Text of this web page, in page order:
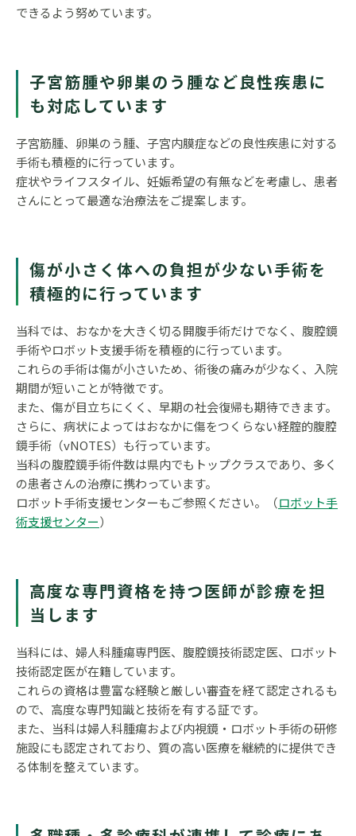
できるよう努めています。
子宮筋腫や卵巣のう腫など良性疾患に
も対応しています
子宮筋腫、卵巣のう腫、子宮内膜症などの良性疾患に対する
手術も積極的に行っています。
症状やライフスタイル、妊娠希望の有無などを考慮し、患者
さんにとって最適な治療法をご提案します。
傷が小さく体への負担が少ない手術を
積極的に行っています
当科では、おなかを大きく切る開腹手術だけでなく、腹腔鏡
手術やロボット支援手術を積極的に行っています。
これらの手術は傷が小さいため、術後の痛みが少なく、入院
期間が短いことが特徴です。
また、傷が目立ちにくく、早期の社会復帰も期待できます。
さらに、病状によってはおなかに傷をつくらない経腟的腹腔
鏡手術（vNOTES）も行っています。
当科の腹腔鏡手術件数は県内でもトップクラスであり、多く
の患者さんの治療に携わっています。
ロボット手術支援センターもご参照ください。（ロボット手
術支援センター）
高度な専門資格を持つ医師が診療を担
当します
当科には、婦人科腫瘍専門医、腹腔鏡技術認定医、ロボット
技術認定医が在籍しています。
これらの資格は豊富な経験と厳しい審査を経て認定されるも
ので、高度な専門知識と技術を有する証です。
また、当科は婦人科腫瘍および内視鏡・ロボット手術の研修
施設にも認定されており、質の高い医療を継続的に提供でき
る体制を整えています。